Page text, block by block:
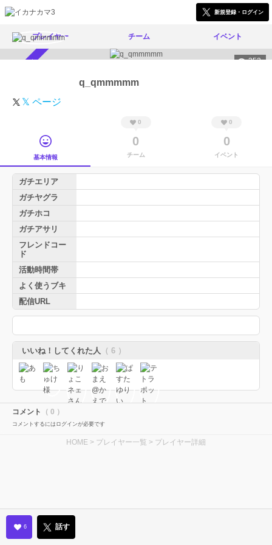
新規登録・ログイン
プレイヤー チーム イベント
352
q_qmmmmm
𝕏 ページ
基本情報
0
0
チーム
0
0
イベント
ガチエリア
ガチヤグラ
ガチホコ
ガチアサリ
フレンドコー
ド
活動時間帯
よく使うブキ
配信URL
いいね！してくれた人 （ 6 ）
コメント （ 0 ）
コメントするにはログインが必要です
HOME > プレイヤー一覧 > プレイヤー詳細
6 話す